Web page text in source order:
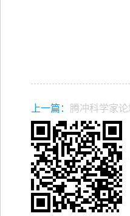
上一篇： 腾冲科学家
坛